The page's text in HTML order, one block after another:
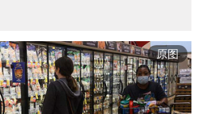
原图